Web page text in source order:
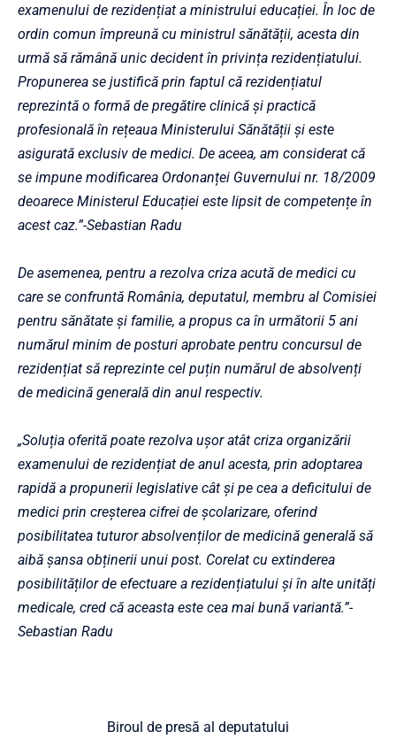
examenului de rezidențiat a ministrului educației. În loc de
ordin comun împreună cu ministrul sănătății, acesta din
urmă să rămână unic decident în privința rezidențiatului.
Propunerea se justifică prin faptul că rezidențiatul
reprezintă o formă de pregătire clinică și practică
profesională în rețeaua Ministerului Sănătății și este
asigurată exclusiv de medici. De aceea, am considerat că
se impune modificarea Ordonanței Guvernului nr. 18/2009
deoarece Ministerul Educației este lipsit de competențe în
acest caz.”-Sebastian Radu
De asemenea, pentru a rezolva criza acută de medici cu
care se confruntă România, deputatul, membru al Comisiei
pentru sănătate și familie, a propus ca în următorii 5 ani
numărul minim de posturi aprobate pentru concursul de
rezidențiat să reprezinte cel puțin numărul de absolvenți
de medicină generală din anul respectiv.
„Soluția oferită poate rezolva ușor atât criza organizării
examenului de rezidențiat de anul acesta, prin adoptarea
rapidă a propunerii legislative cât și pe cea a deficitului de
medici prin creșterea cifrei de școlarizare, oferind
posibilitatea tuturor absolvenților de medicină generală să
aibă șansa obținerii unui post. Corelat cu extinderea
posibilităților de efectuare a rezidențiatului și în alte unități
medicale, cred că aceasta este cea mai bună variantă.”-
Sebastian Radu
Biroul de presă al deputatului